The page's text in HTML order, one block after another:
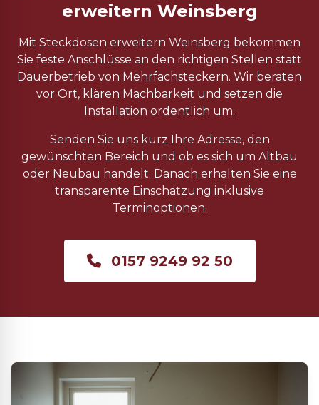
erweitern Weinsberg
Mit Steckdosen erweitern Weinsberg bekommen
Sie feste Anschlüsse an den richtigen Stellen statt
Dauerbetrieb von Mehrfachsteckern. Wir beraten
vor Ort, klären Machbarkeit und setzen die
Installation ordentlich um.
Senden Sie uns kurz Ihre Adresse, den
gewünschten Bereich und ob es sich um Altbau
oder Neubau handelt. Danach erhalten Sie eine
transparente Einschätzung inklusive
Terminoptionen.
0157 9249 92 50